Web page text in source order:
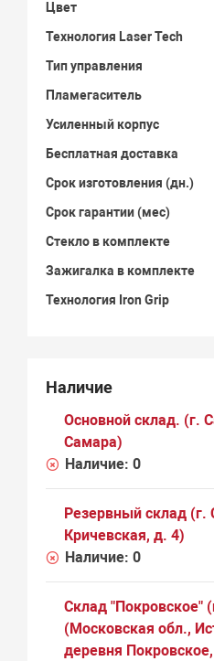
Цвет
Технология Laser Tech
Тип управления
Пламегаситель
Усиленный корпус
Бесплатная доставка
Срок изготовления (дн.)
Срок гарантии (мес)
Стекло в комплекте
Зажигалка в комплекте
Технология Iron Grip
Наличие
Основной склад. (г.
Самара)
Наличие:0
Резервный склад
Кричевская, д. 4)
Наличие:0
Склад "Покровское"
(Московская обл.,
деревня